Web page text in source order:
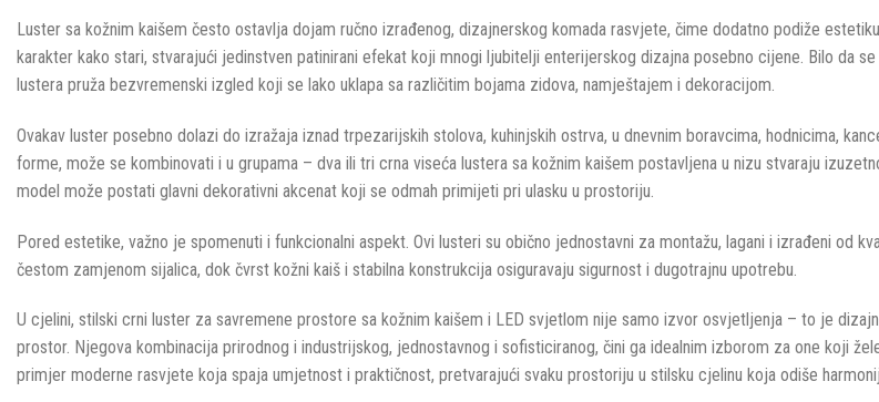
Luster sa kožnim kaišem često ostavlja dojam ručno izrađenog, dizajnerskog komada rasvjete, čime dodatno podiže
karakter kako stari, stvarajući jedinstven patinirani efekat koji mnogi ljubitelji enterijerskog dizajna posebno cijene. Bilo da
lustera pruža bezvremenski izgled koji se lako uklapa sa različitim bojama zidova, namještajem i dekoracijom.
Ovakav luster posebno dolazi do izražaja iznad trpezarijskih stolova, kuhinjskih ostrva, u dnevnim boravcima, hodnicima,
forme, može se kombinovati i u grupama – dva ili tri crna viseća lustera sa kožnim kaišem postavljena u nizu stvaraju
model može postati glavni dekorativni akcenat koji se odmah primijeti pri ulasku u prostoriju.
Pored estetike, važno je spomenuti i funkcionalni aspekt. Ovi lusteri su obično jednostavni za montažu, lagani i izrađeni od
čestom zamjenom sijalica, dok čvrst kožni kaiš i stabilna konstrukcija osiguravaju sigurnost i dugotrajnu upotrebu.
U cjelini, stilski crni luster za savremene prostore sa kožnim kaišem i LED svjetlom nije samo izvor osvjetljenja – to je
prostor. Njegova kombinacija prirodnog i industrijskog, jednostavnog i sofisticiranog, čini ga idealnim izborom za one koji
primjer moderne rasvjete koja spaja umjetnost i praktičnost, pretvarajući svaku prostoriju u stilsku cjelinu koja odiše